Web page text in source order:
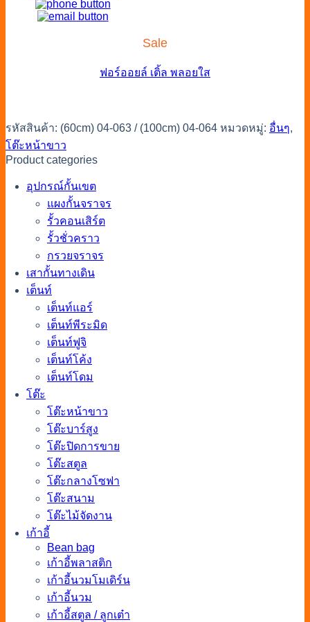
Sale
ฟอร์ออยล์ เติ้ล พลอยใส
รหัสสินค้า: (60cm) 04-063 / (100cm) 04-064 หมวดหมู่: อื่นๆ,
โต๊ะหน้าขาว
Product categories
อุปกรณ์กั้นเขต
แผงกั้นจราจร
รั้วคอนเสิร์ต
รั้วชั่วคราว
กรวยจราจร
เสากั้นทางเดิน
เต็นท์
เต็นท์แอร์
เต็นท์พีระมิด
เต็นท์ฟูจิ
เต็นท์โค้ง
เต็นท์โดม
โต๊ะ
โต๊ะหน้าขาว
โต๊ะบาร์สูง
โต๊ะปิดการขาย
โต๊ะสตูล
โต๊ะกลางโซฟา
โต๊ะสนาม
โต๊ะไม้จัดงาน
เก้าอี้
Bean bag
เก้าอี้พลาสติก
เก้าอี้นวมโมเดิร์น
เก้าอี้นวม
เก้าอี้สตูล / ลูกเต๋า